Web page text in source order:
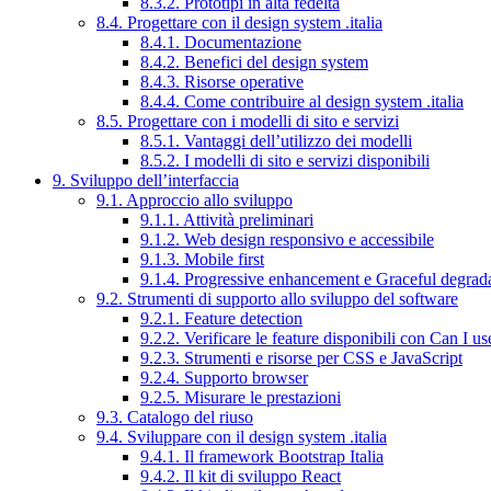
8.4. Progettare con il design system .italia
8.4.1. Documentazione
8.4.2. Benefici del design system
8.4.3. Risorse operative
8.4.4. Come contribuire al design system .italia
8.5. Progettare con i modelli di sito e servizi
8.5.1. Vantaggi dell’utilizzo dei modelli
8.5.2. I modelli di sito e servizi disponibili
9. Sviluppo dell’interfaccia
9.1. Approccio allo sviluppo
9.1.1. Attività preliminari
9.1.2. Web design responsivo e accessibile
9.1.3. Mobile first
9.1.4. Progressive enhancement e Graceful
9.2. Strumenti di supporto allo sviluppo del software
9.2.1. Feature detection
9.2.2. Verificare le feature disponibili con Can I
9.2.3. Strumenti e risorse per CSS e JavaScript
9.2.4. Supporto browser
9.2.5. Misurare le prestazioni
9.3. Catalogo del riuso
9.4. Sviluppare con il design system .italia
9.4.1. Il framework Bootstrap Italia
9.4.2. Il kit di sviluppo React